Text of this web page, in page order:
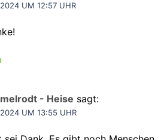
UM 12:57 UHR
- Heise sagt:
UM 13:55 UHR